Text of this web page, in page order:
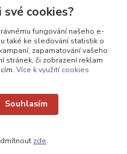
2026 © Hradec Králové
své cookies?
fungování našeho e-
také ke sledování statistik o
zapamatování vašeho
stránek, či zobrazení reklam
Více k využití cookies
Souhlasím
zde.